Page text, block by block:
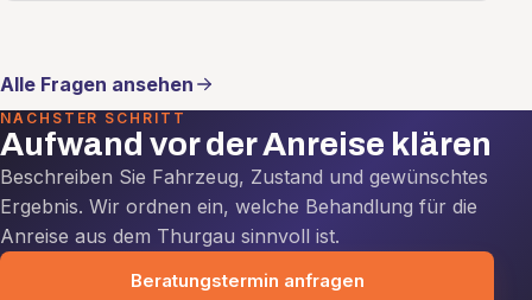
Alle Fragen ansehen
NÄCHSTER SCHRITT
Aufwand vor der Anreise klären
Beschreiben Sie Fahrzeug, Zustand und gewünschtes
Ergebnis. Wir ordnen ein, welche Behandlung für die
Anreise aus dem Thurgau sinnvoll ist.
Beratungstermin anfragen